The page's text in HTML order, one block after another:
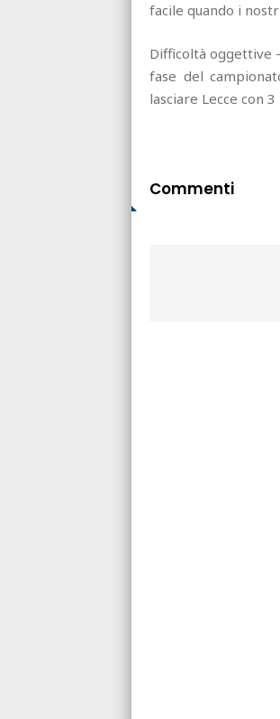
facile quando i
Difficoltà oggettive
fase del
lasciare Lecce con 3
Commenti